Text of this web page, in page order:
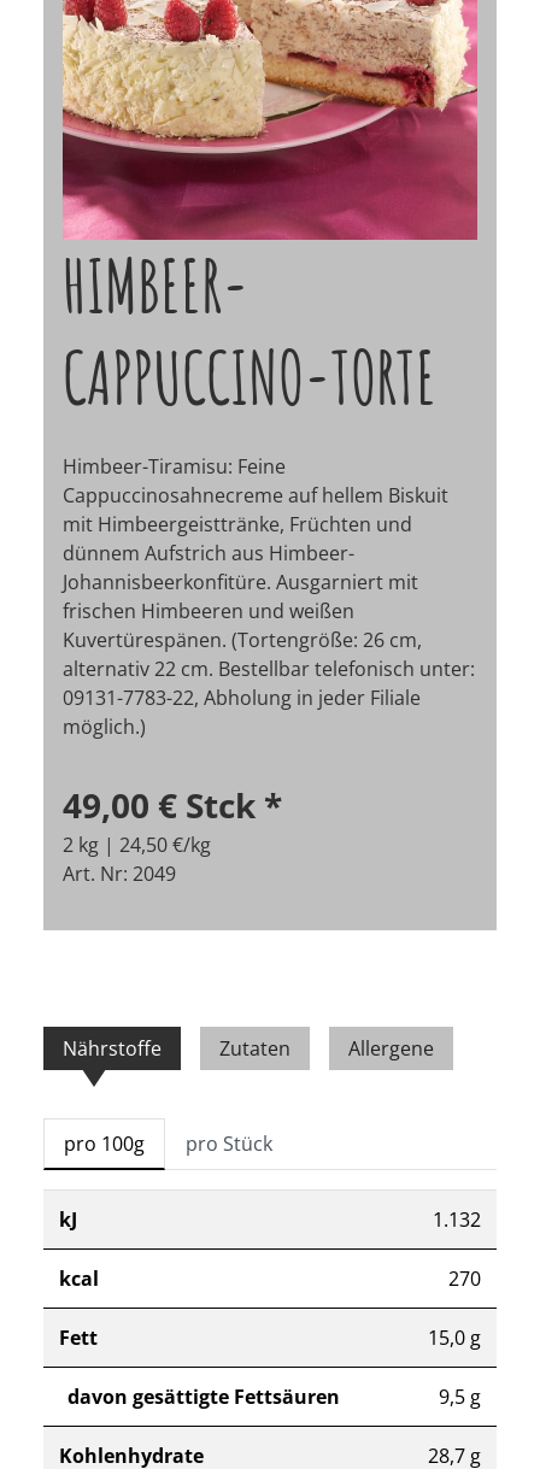
HIMBEER-
CAPPUCCINO-TORTE
Himbeer-Tiramisu: Feine
Cappuccinosahnecreme auf hellem Biskuit
mit Himbeergeisttränke, Früchten und
dünnem Aufstrich aus Himbeer-
Johannisbeerkonfitüre. Ausgarniert mit
frischen Himbeeren und weißen
Kuvertürespänen. (Tortengröße: 26 cm,
alternativ 22 cm. Bestellbar telefonisch unter:
09131-7783-22, Abholung in jeder Filiale
möglich.)
49,00 € Stck *
2 kg | 24,50 €/kg
Art. Nr: 2049
Nährstoffe Zutaten Allergene
pro 100g pro Stück
kJ 1.132
kcal 270
Fett 15,0 g
davon gesättigte Fettsäuren 9,5 g
Kohlenhydrate 28,7 g